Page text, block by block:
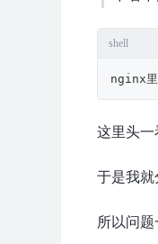
shell
nginx
这里头一
于是我就
所以问